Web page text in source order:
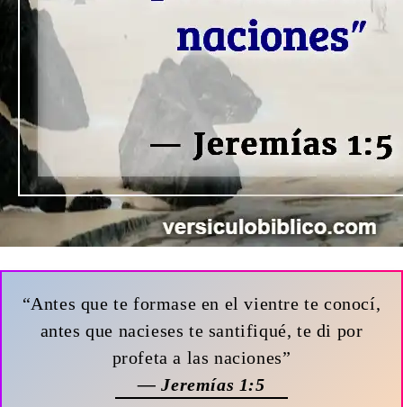
“Antes que te formase en el vientre te conocí,
antes que nacieses te santifiqué, te di por
profeta a las naciones”
— Jeremías 1:5